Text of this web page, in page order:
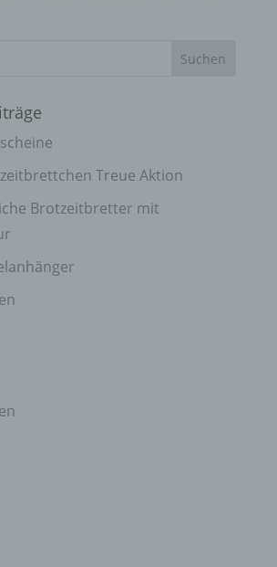
Treue Aktion
Brotzeitbretter mit